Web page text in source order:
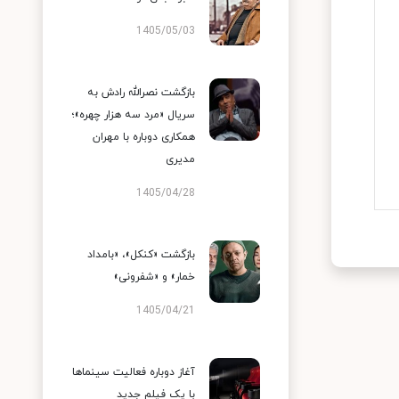
1405/05/03
بازگشت نصرالله رادش به
سریال «مرد سه هزار چهره»؛
همکاری دوباره با مهران
مدیری
1405/04/28
بازگشت «کنکل»، «بامداد
خمار» و «شفرونی»
1405/04/21
آغاز دوباره فعالیت سینماها
با یک فیلم جدید